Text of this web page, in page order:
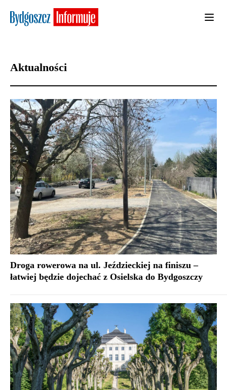
Aktualności
Droga rowerowa na ul. Jeździeckiej na finiszu –
łatwiej będzie dojechać z Osielska do Bydgoszczy